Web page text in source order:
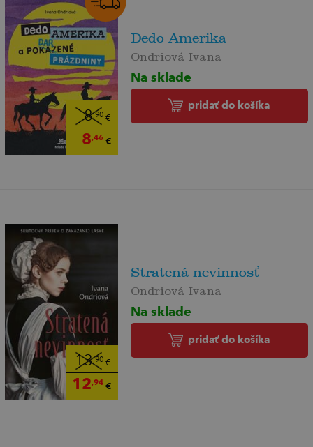
8,90€
8,46€
Dedo Amerika
Ondriová Ivana
Na sklade
pridať do košíka
13,90€
12,94€
Stratená nevinnosť
Ondriová Ivana
Na sklade
pridať do košíka